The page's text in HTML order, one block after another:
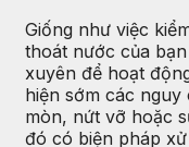
Giống như việc
thoát nước của
xuyên để hoạt
hiện sớm các
mòn, nứt vỡ hoặc
đó có biện pháp